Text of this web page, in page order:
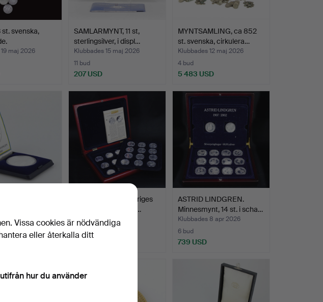
st. svenska,
maj 2026
SAMLARMYNT, 11 st,
sterlingsilver, i displ…
Klubbades 15 maj 2026
11 bud
207 USD
MYNTSAMLING, ca 852
st. svenska, cirkulera…
Klubbades 12 maj 2026
4 bud
5 483 USD
apr 2026
MINNESMYNT, Sveriges
regenter, 24 st. ster…
Klubbades 8 apr 2026
9 bud
ASTRID LINDGREN.
Minnesmynt, 14 st. i scha…
Klubbades 8 apr 2026
6 bud
739 USD
Vissa cookies är nödvändiga
eller återkalla ditt
hur du använder